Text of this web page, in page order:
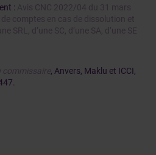
: Avis CNC 2022/04 du 31 mars
comptes en cas de dissolution et
SRL, d’une SC, d’une SA, d’une SE
, Anvers, Maklu et ICCI,